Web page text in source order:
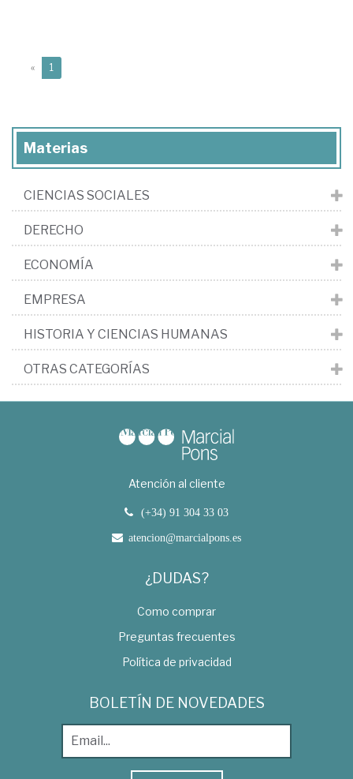
« 1
Materias
CIENCIAS SOCIALES
DERECHO
ECONOMÍA
EMPRESA
HISTORIA Y CIENCIAS HUMANAS
OTRAS CATEGORÍAS
Atención al cliente
(+34) 91 304 33 03
atencion@marcialpons.es
¿DUDAS?
Como comprar
Preguntas frecuentes
Política de privacidad
BOLETÍN DE NOVEDADES